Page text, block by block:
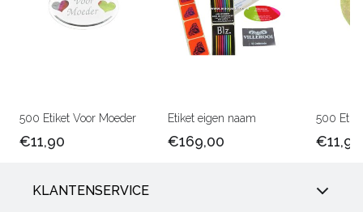
500 Etiket Voor Moeder
€11,90
Etiket eigen naam
€169,00
500
€11,90
KLANTENSERVICE